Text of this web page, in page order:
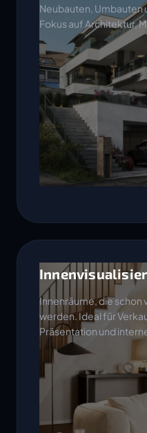
Neubauten, Umbauten
Fokus auf Architektur,
Innenräume, die schon
werden. Ideal für
Präsentation und